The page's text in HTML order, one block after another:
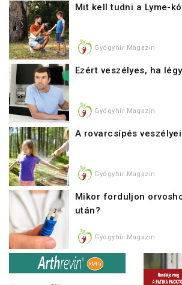
Mit kell tudni a Lyme-
Gyógyhír Magazin
Ezért veszélyes, ha
Gyógyhír Magazin
A rovarcsípés
Gyógyhír Magazin
Mikor forduljon
után?
Gyógyhír Magazin